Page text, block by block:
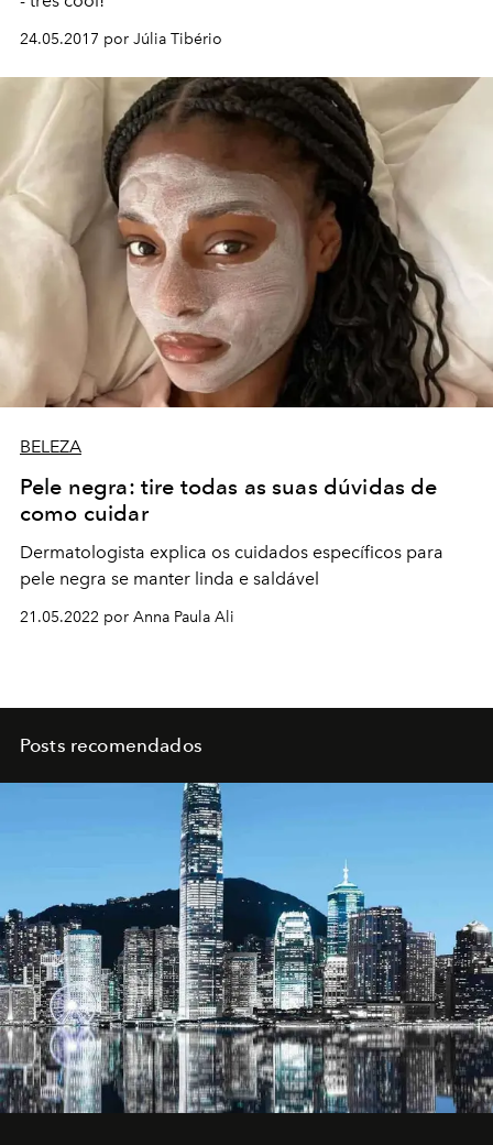
24.05.2017 por Júlia Tibério
BELEZA
Pele negra: tire todas as suas dúvidas de
como cuidar
Dermatologista explica os cuidados específicos para
pele negra se manter linda e saldável
21.05.2022 por Anna Paula Ali
Posts recomendados